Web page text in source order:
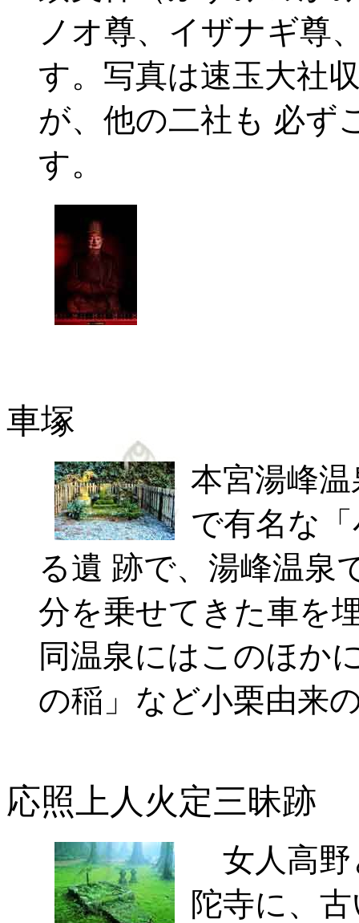
ノオ尊、イザナギ尊
す。写真は速玉大社
が、他の二社も 必ず
す。
車塚
本宮湯峰
で有名な
る遺 跡で、湯峰温泉
分を乗せてきた車を
同温泉にはこのほか
の稲」など小栗由来
応照上人火定三昧跡
女人高野
陀寺に、